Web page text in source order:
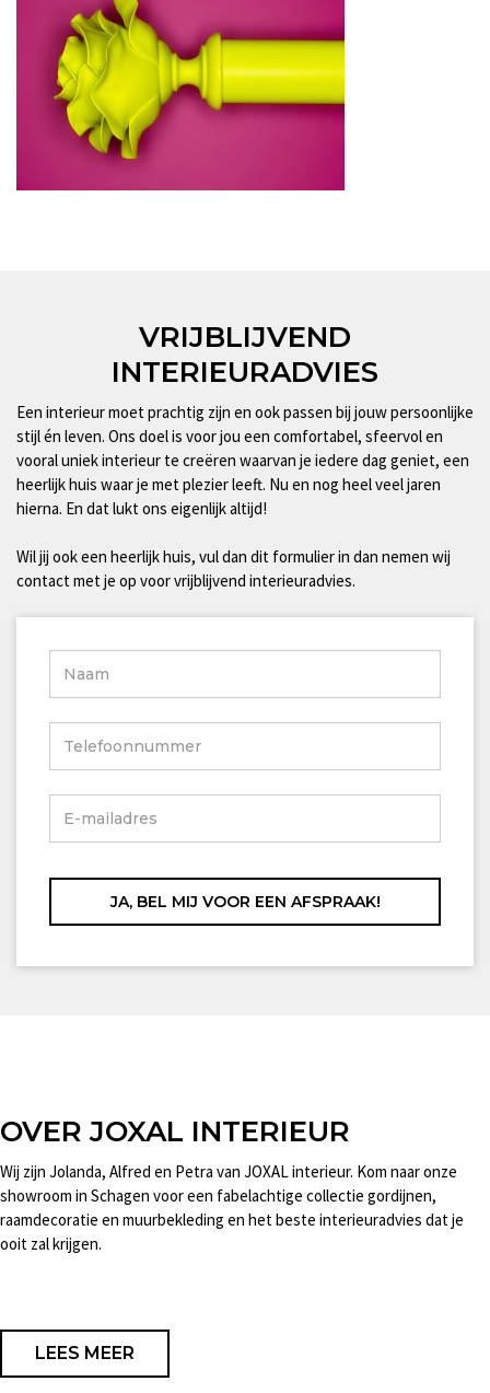
VRIJBLIJVEND
INTERIEURADVIES
Een interieur moet prachtig zijn en ook passen bij jouw persoonlijke
stijl én leven. Ons doel is voor jou een comfortabel, sfeervol en
vooral uniek interieur te creëren waarvan je iedere dag geniet, een
heerlijk huis waar je met plezier leeft. Nu en nog heel veel jaren
hierna. En dat lukt ons eigenlijk altijd!
Wil jij ook een heerlijk huis, vul dan dit formulier in dan nemen wij
contact met je op voor vrijblijvend interieuradvies.
OVER JOXAL INTERIEUR
Wij zijn Jolanda, Alfred en Petra van JOXAL interieur. Kom naar onze
showroom in Schagen voor een fabelachtige collectie gordijnen,
raamdecoratie en muurbekleding en het beste interieuradvies dat je
ooit zal krijgen.
LEES MEER